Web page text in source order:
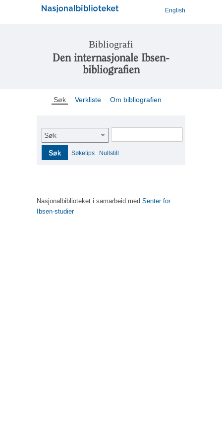
English
Bibliografi
Den internasjonale Ibsen-
bibliografien
Søk Verkliste Om bibliografien
Søk
Søk Søketips Nullstill
Nasjonalbiblioteket i samarbeid med Senter for
Ibsen-studier